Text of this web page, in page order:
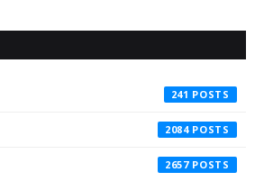
241
2084
2657